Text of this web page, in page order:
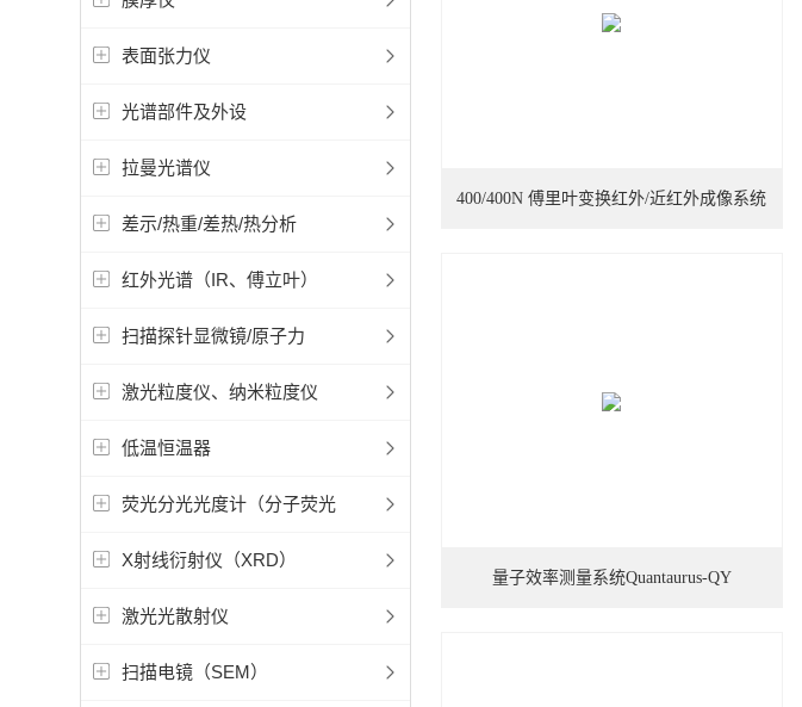
表面张力仪
光谱部件及外设
拉曼光谱仪
差示/热重/差热/热分析
红外光谱（IR、傅立叶）
扫描探针显微镜/原子力
激光粒度仪、纳米粒度仪
低温恒温器
荧光分光光度计（分子荧光
X射线衍射仪（XRD）
激光光散射仪
扫描电镜（SEM）
400/400N 傅里叶变换红外/近红外成像系统
量子效率测量系统Quantaurus-QY